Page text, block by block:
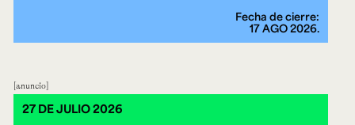
Fecha de cierre:
17 AGO 2026.
anuncio
27 DE JULIO 2026